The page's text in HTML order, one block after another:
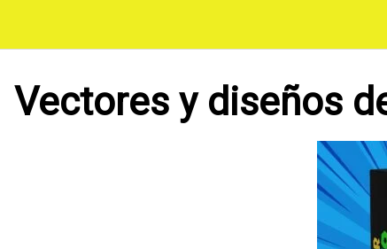
contenido
Vectores y diseños